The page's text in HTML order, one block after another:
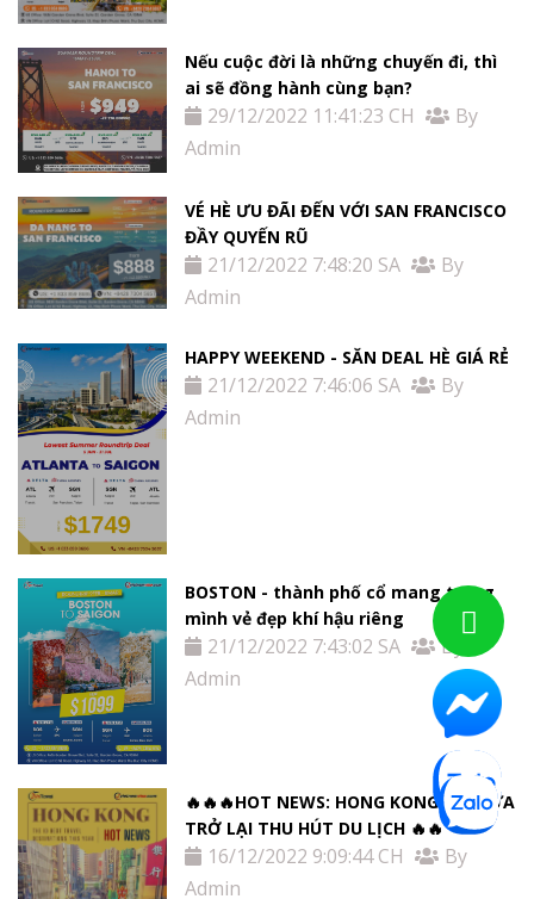
Nếu cuộc đời là những chuyến đi, thì
ai sẽ đồng hành cùng bạn?
29/12/2022 11:41:23 CH
By
Admin
VÉ HÈ ƯU ĐÃI ĐẾN VỚI SAN FRANCISCO
ĐẦY QUYẾN RŨ
21/12/2022 7:48:20 SA
By
Admin
HAPPY WEEKEND - SĂN DEAL HÈ GIÁ RẺ
21/12/2022 7:46:06 SA
By
Admin
BOSTON - thành phố cổ mang trong
mình vẻ đẹp khí hậu riêng
21/12/2022 7:43:02 SA
By
Admin
🔥🔥🔥HOT NEWS: HONG KONG MỞ CỬA
TRỞ LẠI THU HÚT DU LỊCH 🔥🔥
16/12/2022 9:09:44 CH
By
Admin